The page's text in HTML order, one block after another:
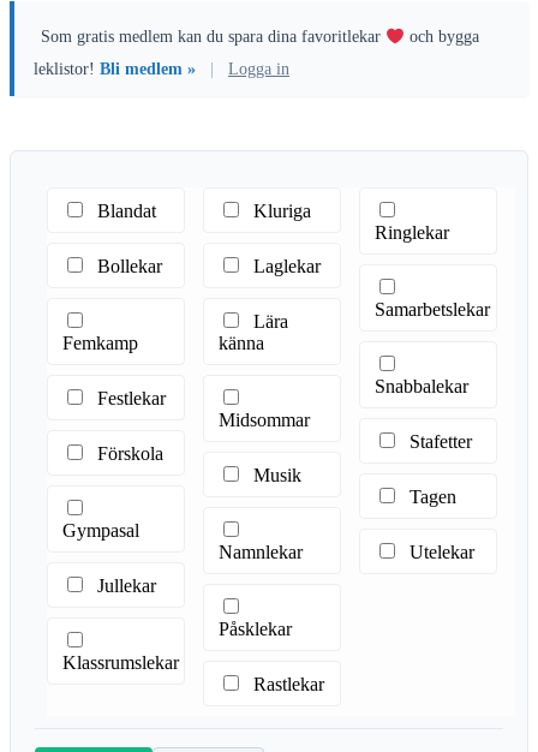
Som gratis medlem kan du spara dina favoritlekar
och bygga
leklistor! Bli medlem » Logga in
Blandat
Bollekar
Femkamp
Festlekar
Förskola
Gympasal
Jullekar
Klassrumslekar
Kluriga
Laglekar
Lära
känna
Midsommar
Musik
Namnlekar
Påsklekar
Rastlekar
Ringlekar
Samarbetslekar
Snabbalekar
Stafetter
Tagen
Utelekar